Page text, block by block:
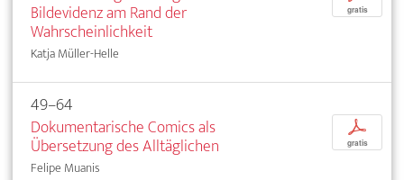
Bildevidenz am Rand der
Wahrscheinlichkeit
Katja Müller-Helle
gratis
49–64
Dokumentarische Comics als
Übersetzung des Alltäglichen
Felipe Muanis
p
gratis